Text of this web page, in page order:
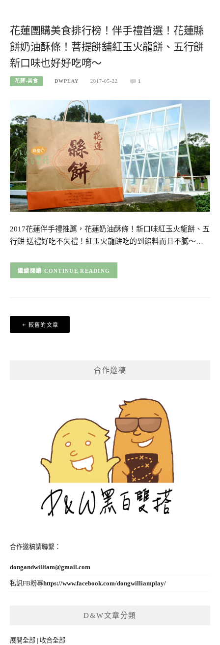
花蓮團購美食排行榜！伴手禮首選！花蓮縣
餅奶油酥條！菩提餅舖紅玉火龍餅、五行餅
新口味也好好吃唷～
花蓮-美食 DWPLAY 2017-05-22 1
2017花蓮伴手禮推薦，花蓮奶油酥條！新口味紅玉火龍餅、五
行餅 送禮好吃不失禮！紅玉火龍餅吃的到餡料而且不膩～…
CONTINUE READING
文
章
較舊的文章
合作邀稿
合作邀稿請聯繫：
dongandwilliam@gmail.com
私訊FB粉專https://www.facebook.com/dongwilliamplay/
D&W文章分類
展開全部 | 收合全部